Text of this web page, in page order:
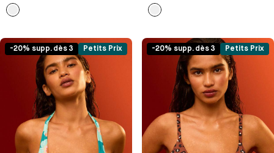
-20% supp. dès 3 Petits Prix -20% supp. dès 3 Petits Prix